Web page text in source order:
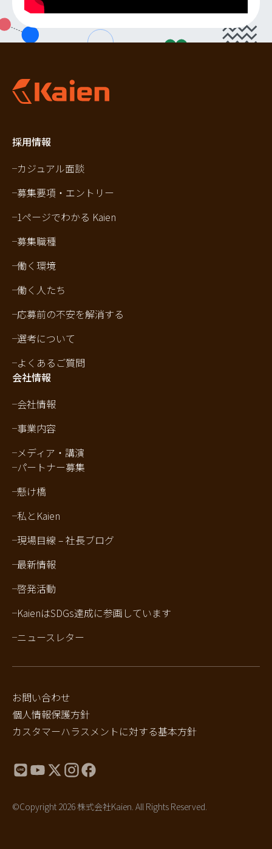
採用情報
カジュアル面談
募集要項・エントリー
1ページでわかる Kaien
募集職種
働く環境
働く人たち
応募前の不安を解消する
選考について
よくあるご質問
会社情報
会社情報
事業内容
メディア・講演
パートナー募集
懸け橋
私とKaien
現場目線 – 社長ブログ
最新情報
啓発活動
KaienはSDGs達成に参画しています
ニュースレター
お問い合わせ
個人情報保護方針
カスタマーハラスメントに対する基本方針
©Copyright 2026 株式会社Kaien. All Rights Reserved.